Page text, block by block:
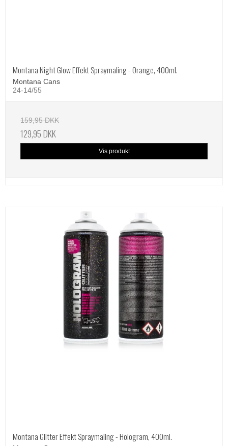
Montana Night Glow Effekt Spraymaling - Orange, 400ml.
Montana Cans
24-14/55
159,95 DKK
129,95 DKK
Vis produkt
Montana Glitter Effekt Spraymaling - Hologram, 400ml.